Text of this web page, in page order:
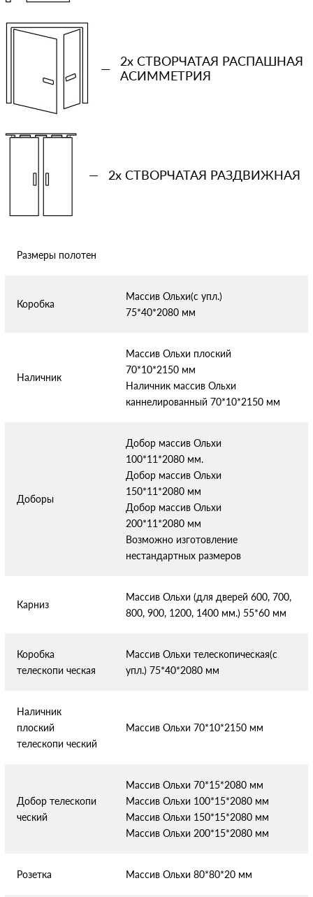
—
2x СТВОРЧАТАЯ РАСПАШНАЯ
АСИММЕТРИЯ
— 2x СТВОРЧАТАЯ РАЗДВИЖНАЯ
Размеры полотен
Коробка
Массив Ольхи(с упл.)
75*40*2080 мм
Наличник
Массив Ольхи плоский
70*10*2150 мм
Наличник массив Ольхи
каннелированный 70*10*2150 мм
Доборы
Добор массив Ольхи
100*11*2080 мм.
Добор массив Ольхи
150*11*2080 мм
Добор массив Ольхи
200*11*2080 мм
Возможно изготовление
нестандартных размеров
Карниз
Массив Ольхи (для дверей 600, 700,
800, 900, 1200, 1400 мм.) 55*60 мм
Коробка
телескопи ческая
Массив Ольхи телескопическая(с
упл.) 75*40*2080 мм
Наличник
плоский
телескопи ческий
Массив Ольхи 70*10*2150 мм
Добор телескопи
ческий
Массив Ольхи 70*15*2080 мм
Массив Ольхи 100*15*2080 мм
Массив Ольхи 150*15*2080 мм
Массив Ольхи 200*15*2080 мм
Розетка Массив Ольхи 80*80*20 мм
Сообщение
Отправляя форму вы соглашаетесь с условиями